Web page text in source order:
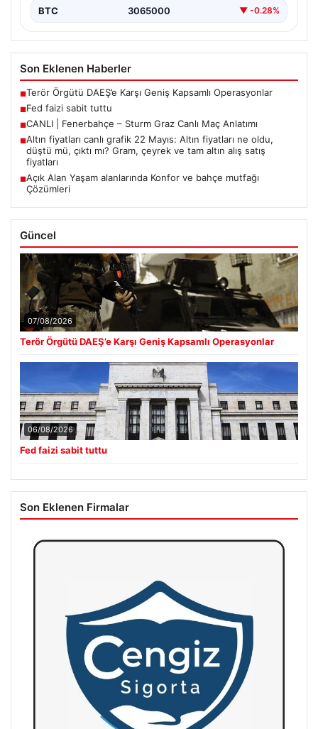
BTC 3065000 ▼ -0.28%
Son Eklenen Haberler
■Terör Örgütü DAEŞ’e Karşı Geniş Kapsamlı Operasyonlar
■Fed faizi sabit tuttu
■CANLI | Fenerbahçe – Sturm Graz Canlı Maç Anlatımı
■Altın fiyatları canlı grafik 22 Mayıs: Altın fiyatları ne oldu,
düştü mü, çıktı mı? Gram, çeyrek ve tam altın alış satış
fiyatları
■Açık Alan Yaşam alanlarında Konfor ve bahçe mutfağı
Çözümleri
Güncel
07/08/2026
Terör Örgütü DAEŞ’e Karşı Geniş Kapsamlı Operasyonlar
06/08/2026
Fed faizi sabit tuttu
Son Eklenen Firmalar